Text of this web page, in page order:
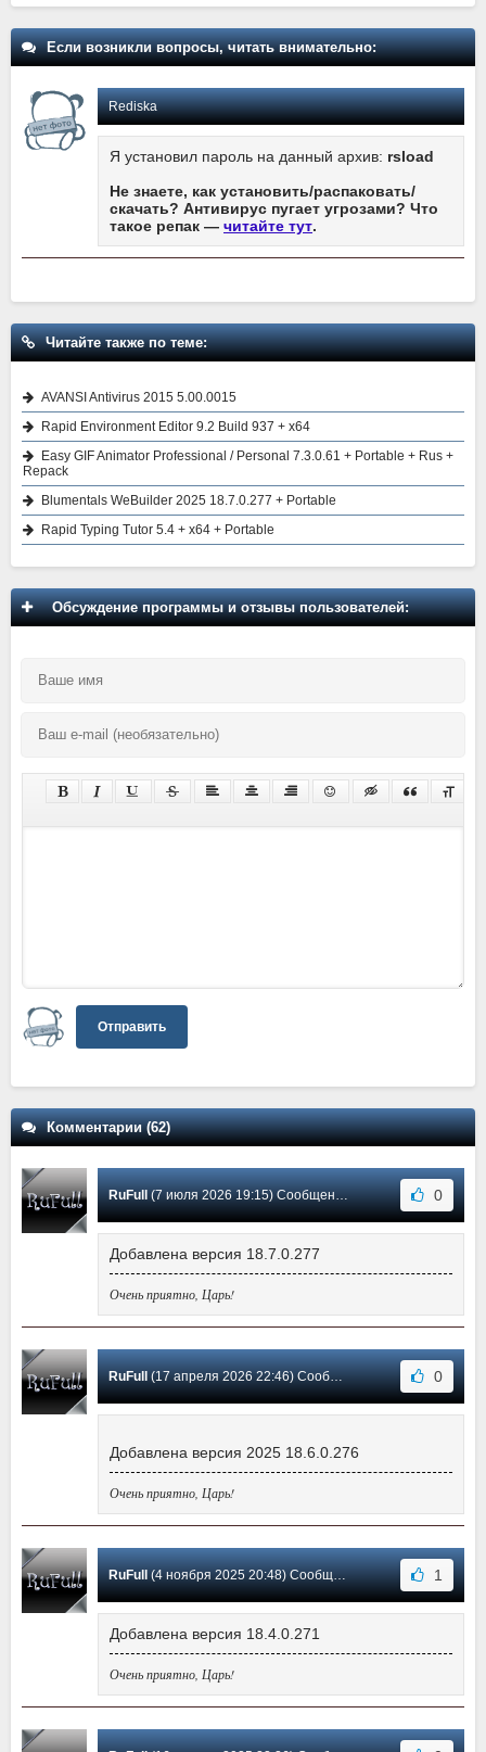
Если возникли вопросы, читать внимательно:
Rediska
Я установил пароль на данный архив: rsload
Не знаете, как установить/распаковать/
скачать? Антивирус пугает угрозами? Что
такое репак — читайте тут.
Читайте также по теме:
AVANSI Antivirus 2015 5.00.0015
Rapid Environment Editor 9.2 Build 937 + x64
Easy GIF Animator Professional / Personal 7.3.0.61 + Portable + Rus +
Repack
Blumentals WeBuilder 2025 18.7.0.277 + Portable
Rapid Typing Tutor 5.4 + x64 + Portable
Обсуждение программы и отзывы пользователей:
Отправить
Комментарии (62)
RuFull (7 июля 2026 19:15) Сообщение #62 0
Добавлена версия 18.7.0.277
Очень приятно, Царь!
RuFull (17 апреля 2026 22:46) Сообщение #61 0
Добавлена версия 2025 18.6.0.276
Очень приятно, Царь!
RuFull (4 ноября 2025 20:48) Сообщение #60 1
Добавлена версия 18.4.0.271
Очень приятно, Царь!